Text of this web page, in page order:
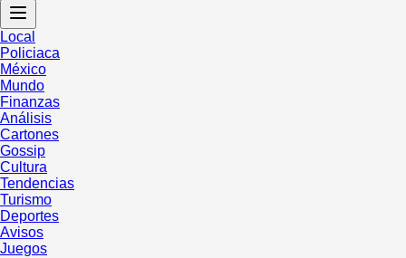
Local
Policiaca
México
Mundo
Finanzas
Análisis
Cartones
Gossip
Cultura
Tendencias
Turismo
Deportes
Avisos
Juegos